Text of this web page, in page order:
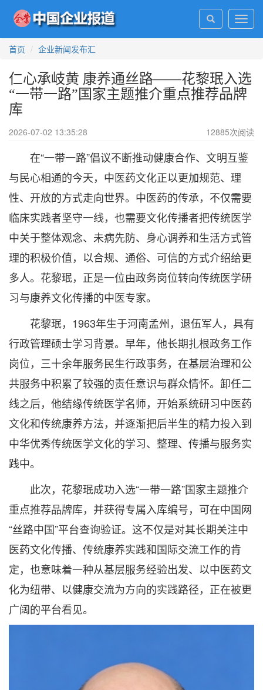
首页
企业新闻发布汇
仁心承岐黄 康养通丝路——花黎珉入选
“一带一路”国家主题推介重点推荐品牌
库
2026-07-02 13:35:28 12885次阅读
在“一带一路”倡议不断推动健康合作、文明互鉴
与民心相通的今天，中医药文化正以更加规范、理
性、开放的方式走向世界。中医药的传承，不仅需要
临床实践者坚守一线，也需要文化传播者把传统医学
中关于整体观念、未病先防、身心调养和生活方式管
理的积极价值，以合规、通俗、可信的方式介绍给更
多人。花黎珉，正是一位由政务岗位转向传统医学研
习与康养文化传播的中医专家。
花黎珉，1963年生于河南孟州，退伍军人，具有
行政管理硕士学习背景。早年，他长期扎根政务工作
岗位，三十余年服务民生行政事务，在基层治理和公
共服务中积累了较强的责任意识与群众情怀。卸任二
线之后，他结缘传统医学名师，开始系统研习中医药
文化和传统康养方法，并逐渐把后半生的精力投入到
中华优秀传统医学文化的学习、整理、传播与服务实
践中。
此次，花黎珉成功入选“一带一路”国家主题推介
重点推荐品牌库，并获得专属入库编号，可在中国网
“丝路中国”平台查询验证。这不仅是对其长期关注中
医药文化传播、传统康养实践和国际交流工作的肯
定，也意味着一种从基层服务经验出发、以中医药文
化为纽带、以健康交流为方向的实践路径，正在被更
广阔的平台看见。